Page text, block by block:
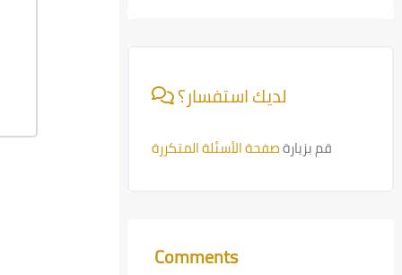
لديك استفسار؟
قم بزيارةصفحة الأسئلة المتكررة
Skip Comments
Comments